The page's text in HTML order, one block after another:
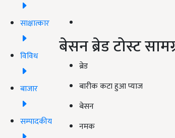
साक्षात्कार
विविध
बाजार
सम्पादकीय
बेसन ब्रेड टोस्ट
ब्रेड
बारीक कटा हुआ प्याज
बेसन
नमक